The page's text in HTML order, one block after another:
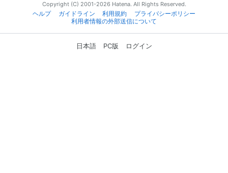
Copyright (C) 2001-2026 Hatena. All Rights Reserved.
ヘルプ
ガイドライン 利用規約
プライバシーポリシー
利用者情報の外部送信について
日本語 PC版 ログイン